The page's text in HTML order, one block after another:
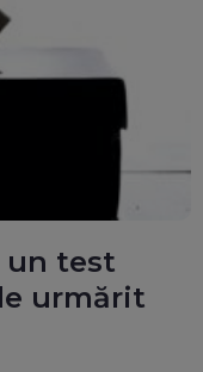
un test
urmărit